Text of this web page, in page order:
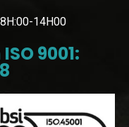
14H00
9001: